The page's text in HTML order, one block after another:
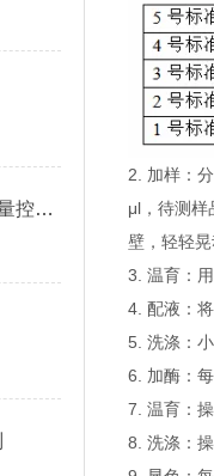
ELISA试剂盒在药物研发与质量控制中的应用实践
2. 加样：
μl，待测样
壁，轻轻
3. 温育：
4. 配液：
5. 洗涤：
6. 加酶：
7. 温育：
8. 洗涤：